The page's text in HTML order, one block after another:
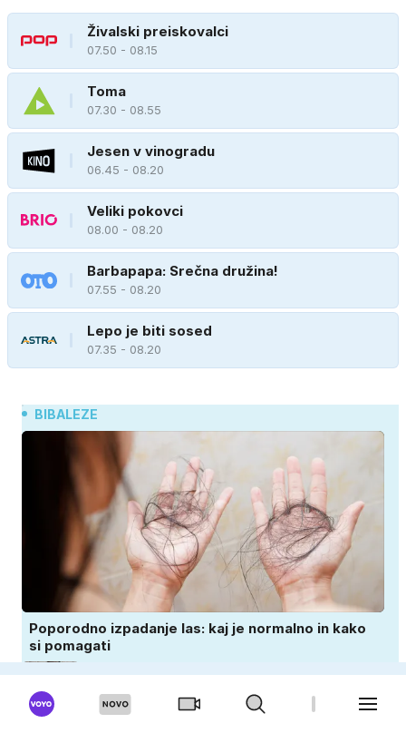
Živalski preiskovalci
07.50 - 08.15
Toma
07.30 - 08.55
Jesen v vinogradu
06.45 - 08.20
Veliki pokovci
08.00 - 08.20
Barbapapa: Srečna družina!
07.55 - 08.20
Lepo je biti sosed
07.35 - 08.20
BIBALEZE
Poporodno izpadanje las: kaj je normalno in kako
si pomagati
pa je razburila ena stvar